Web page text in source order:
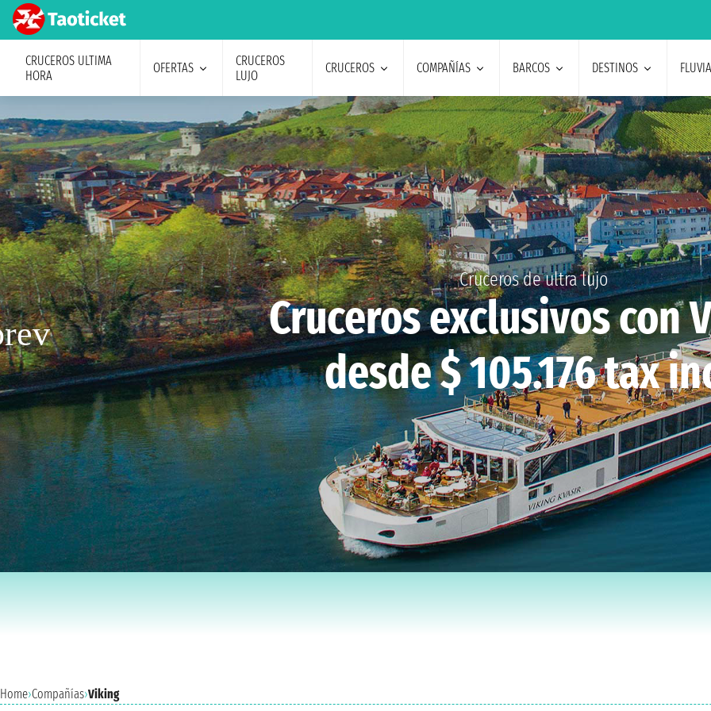
CRUCEROS ULTIMA
HORA
OFERTAS
CRUCEROS
LUJO
CRUCEROS COMPAÑÍAS BARCOS DESTINOS
Cruceros de ultra lujo
Cruceros exclusivos con
desde $ 105.176 tax
Home›Compañías›Viking